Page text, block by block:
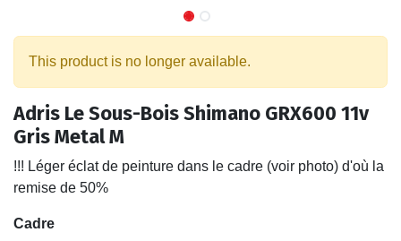
This product is no longer available.
Adris Le Sous-Bois Shimano GRX600 11v
Gris Metal M
!!! Léger éclat de peinture dans le cadre (voir photo) d'où la
remise de 50%
Cadre